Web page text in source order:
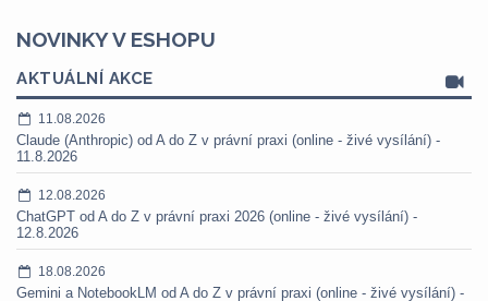
NOVINKY V ESHOPU
AKTUÁLNÍ AKCE
11.08.2026
Claude (Anthropic) od A do Z v právní praxi (online - živé vysílání) -
11.8.2026
12.08.2026
ChatGPT od A do Z v právní praxi 2026 (online - živé vysílání) -
12.8.2026
18.08.2026
Gemini a NotebookLM od A do Z v právní praxi (online - živé vysílání) -